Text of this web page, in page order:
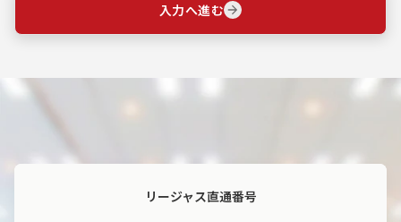
入力へ進む
リージャス直通番号